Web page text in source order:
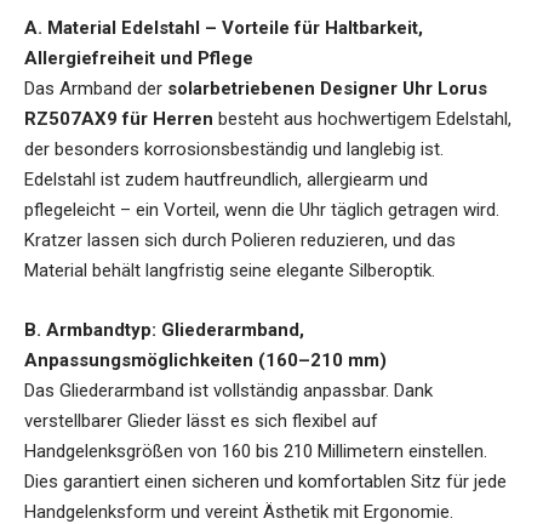
A. Material Edelstahl – Vorteile für Haltbarkeit,
Allergiefreiheit und Pflege
Das Armband der solarbetriebenen Designer Uhr Lorus
RZ507AX9 für Herren besteht aus hochwertigem Edelstahl,
der besonders korrosionsbeständig und langlebig ist.
Edelstahl ist zudem hautfreundlich, allergiearm und
pflegeleicht – ein Vorteil, wenn die Uhr täglich getragen wird.
Kratzer lassen sich durch Polieren reduzieren, und das
Material behält langfristig seine elegante Silberoptik.
B. Armbandtyp: Gliederarmband,
Anpassungsmöglichkeiten (160–210 mm)
Das Gliederarmband ist vollständig anpassbar. Dank
verstellbarer Glieder lässt es sich flexibel auf
Handgelenksgrößen von 160 bis 210 Millimetern einstellen.
Dies garantiert einen sicheren und komfortablen Sitz für jede
Handgelenksform und vereint Ästhetik mit Ergonomie.